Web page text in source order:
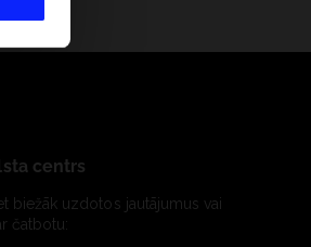
centrs
biežāk uzdotos jautājumus vai
čatbotu: